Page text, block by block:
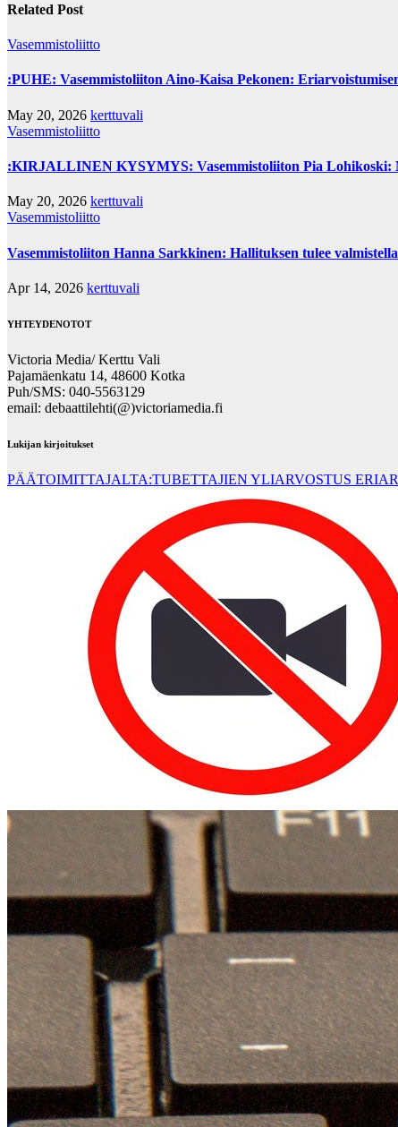
Related Post
Vasemmistoliitto
:PUHE: Vasemmistoliiton Aino-Kaisa Pekonen:
May 20, 2026 kerttuvali
Vasemmistoliitto
:KIRJALLINEN KYSYMYS: Vasemmistoliiton Pia Lohikoski:
May 20, 2026 kerttuvali
Vasemmistoliitto
Vasemmistoliiton Hanna Sarkkinen: Hallituksen tulee
Apr 14, 2026 kerttuvali
YHTEYDENOTOT
Victoria Media/ Kerttu Vali
Pajamäenkatu 14, 48600 Kotka
Puh/SMS: 040-5563129
email: debaattilehti(@)victoriamedia.fi
Lukijan kirjoitukset
PÄÄTOIMITTAJALTA:TUBETTAJIEN YLIARVOSTUS